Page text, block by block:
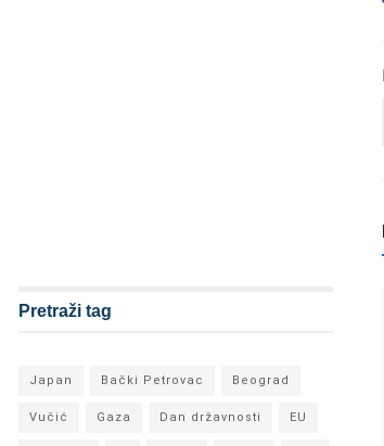
Pretraži tag
Japan Bački Petrovac Beograd
Vučić Gaza Dan državnosti EU